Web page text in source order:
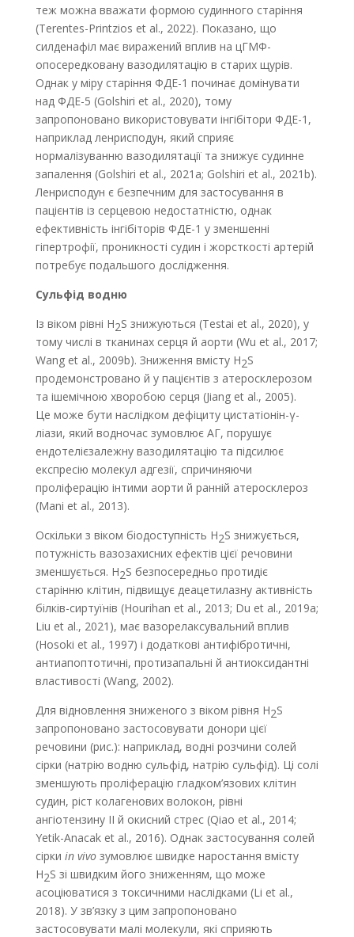
теж можна вважати формою судинного старіння
(Terentes-Printzios et al., 2022). Показано, що
силденафіл має виражений вплив на цГМФ-
опосередковану вазодилятацію в старих щурів.
Однак у міру старіння ФДЕ-1 починає домінувати
над ФДЕ-5 (Golshiri et al., 2020), тому
запропоновано використовувати інгібітори ФДЕ-1,
наприклад ленрис­подун, який сприяє
нормалізуванню вазодилятації та знижує судинне
запалення (Golshiri et al., 2021a; Golshiri et al., 2021b).
Ленрисподун є безпечним для застосування в
пацієнтів із серцевою недостатністю, однак
ефективність інгібіторів ФДЕ-1 у зменшенні
гіпертрофії, проникності судин і жорсткості артерій
потребує подальшого дослідження.
Сульфід водню
Із віком рівні H2S знижуються (Testai et al., 2020), у
тому числі в тканинах серця й аорти (Wu et al., 2017;
Wang et al., 2009b). Зниження вмісту H2S
продемонстровано й у пацієнтів з атеросклерозом
та ішемічною хворобою серця (Jiang et al., 2005).
Це може бути наслідком дефіциту цистатіонін-γ-
ліази, який водночас зумовлює АГ, порушує
ендотелієзалежну вазодилятацію та підсилює
експресію молекул адгезії, спричиняючи
проліферацію інтими аорти й ранній атеросклероз
(Mani et al., 2013).
Оскільки з віком біодоступність H2S знижується,
потужність вазозахисних ефектів цієї речовини
зменшується. H2S безпосередньо протидіє
старінню клітин, підвищує деацетилазну активність
білків-сиртуїнів (Hourihan et al., 2013; Du et al., 2019a;
Liu et al., 2021), має вазорелаксувальний вплив
(Hosoki et al., 1997) і додаткові антифібротичні,
антиапоптотичні, протизапальні й антиоксидантні
властивості (Wang, 2002).
Для відновлення зниженого з віком рівня H2S
запропоновано застосовувати донори цієї
речовини (рис.): наприклад, водні розчини солей
сірки (натрію водню сульфід, натрію сульфід). Ці солі
зменшують проліферацію гладком’язових клітин
судин, ріст колагенових волокон, рівні
ангіотензину II й окисний стрес (Qiao et al., 2014;
Yetik-Anacak et al., 2016). Однак застосування солей
сірки in vivoзумовлює швидке наростання вмісту
H2S зі швидким його зниженням, що може
асоціюватися з токсичними наслідками (Li et al.,
2018). У зв’язку з цим запропоновано
застосовувати малі молекули, які сприяють